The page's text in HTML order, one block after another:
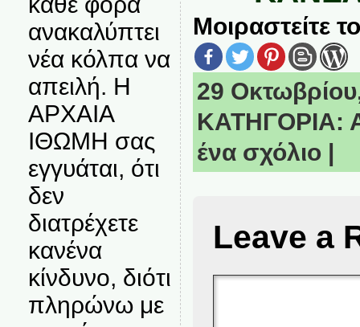
ανακαλύπτει
νέα κόλπα να
απειλή. Η
ΑΡΧΑΙΑ
ΙΘΩΜΗ σας
εγγυάται, ότι
δεν
διατρέχετε
κανένα
κίνδυνο, διότι
πληρώνω με
Μοιραστείτε
29
ΚΑΤΗΓΟΡΙΑ:
ένα σχόλιο |
Leave a